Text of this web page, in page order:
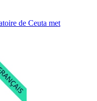
de Ceuta met